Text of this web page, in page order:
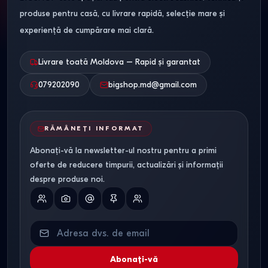
Comparație între utilaje după
parametrii principali
Parametru
Motocultor
pe benzină
Motocultor
diesel
Cultivator
electric
Putere
mediu
Greu, sol
Ușor
Suprafața
până la 20
20 ari și
Greutate
Mediu —
Mare —
stabilizează
Minimă
produse pentru casă, cu livrare rapidă, selecție mare și
experiență de cumpărare mai clară.
Livrare toată Moldova – Rapid și garantat
079202090 bigshop.md@gmail.com
RĂMÂNEȚI INFORMAT
Abonați-vă la newsletter-ul nostru pentru a primi
oferte de reducere timpurii, actualizări și informații
despre produse noi.
Abonați-vă